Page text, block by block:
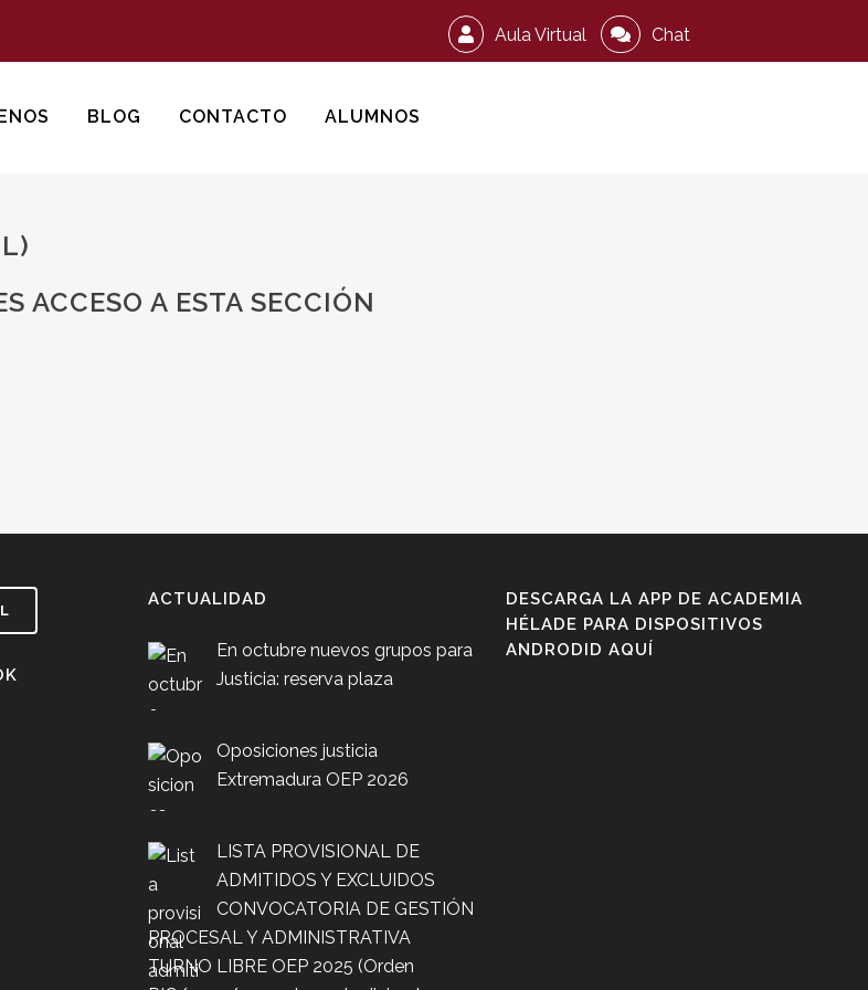
Aula Virtual Chat
BLOG CONTACTO ALUMNOS
ACCESO A ESTA SECCIÓN
ACTUALIDAD
En octubre nuevos grupos para
Justicia: reserva plaza
Oposiciones justicia
Extremadura OEP 2026
LISTA PROVISIONAL DE
ADMITIDOS Y EXCLUIDOS
CONVOCATORIA DE GESTIÓN
PROCESAL Y ADMINISTRATIVA
TURNO LIBRE OEP 2025 (Orden
DESCARGA LA APP DE ACADEMIA
HÉLADE PARA DISPOSITIVOS
ANDRODID AQUÍ